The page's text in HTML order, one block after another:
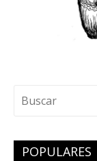
POPULARES